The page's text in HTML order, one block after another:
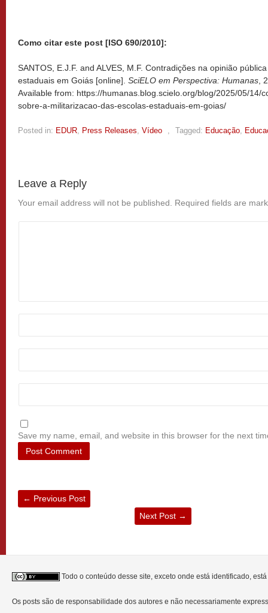
Como citar este post [ISO 690/2010]:
SANTOS, E.J.F. and ALVES, M.F. Contradições na opinião
estaduais em Goiás [online]. SciELO em Perspectiva: Humanas ,
Available from: https://humanas.blog.scielo.org/blog/2025/05/14/
sobre-a-militarizacao-das-escolas-estaduais-em-goias/
Posted in: EDUR Press Releases Vídeo Tagged: Educação
Leave a Reply
Your email address will not be published. Required fields are
Save my name, email, and website in this browser for the next
← Previous Post
Next Post →
Todo o conteúdo desse site, exceto onde está identificado,
Os posts são de responsabilidade dos autores e não necessariamente